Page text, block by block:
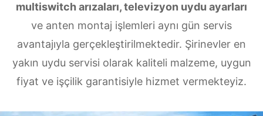
multiswitch arızaları, televizyon uydu ayarları
ve anten montaj işlemleri aynı gün servis
avantajıyla gerçekleştirilmektedir. Şirinevler en
yakın uydu servisi olarak kaliteli malzeme, uygun
fiyat ve işçilik garantisiyle hizmet vermekteyiz.